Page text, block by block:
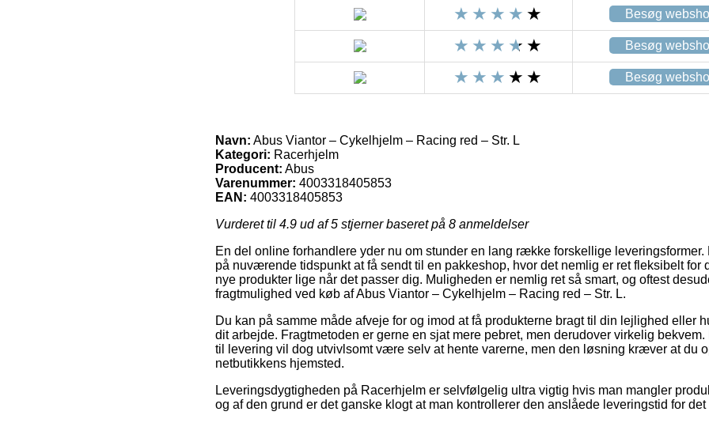
Besøg
Besøg
Besøg
Navn: Abus Viantor – Cykelhjelm – Racing red – Str. L
Kategori: Racerhjelm
Producent: Abus
Varenummer: 4003318405853
EAN: 4003318405853
Vurderet til 4.9 ud af 5 stjerner baseret på 8 anmeldelser
En del online forhandlere yder nu om stunder en lang række forskellige
på nuværende tidspunkt at få sendt til en pakkeshop, hvor det nemlig er ret fleksibelt for
nye produkter lige når det passer dig. Muligheden er nemlig ret så smart, og oftest
fragtmulighed ved køb af Abus Viantor – Cykelhjelm – Racing red – Str. L.
Du kan på samme måde afveje for og imod at få produkterne bragt til din lejlighed eller
dit arbejde. Fragtmetoden er gerne en sjat mere pebret, men derudover virkelig
til levering vil dog utvivlsomt være selv at hente varerne, men den løsning kræver at du
netbutikkens hjemsted.
Leveringsdygtigheden på Racerhjelm er selvfølgelig ultra vigtig hvis man mangler
og af den grund er det ganske klogt at man kontrollerer den anslåede leveringstid for